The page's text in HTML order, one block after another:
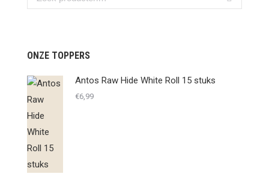
ONZE TOPPERS
Antos Raw Hide White Roll 15 stuks
€6,99